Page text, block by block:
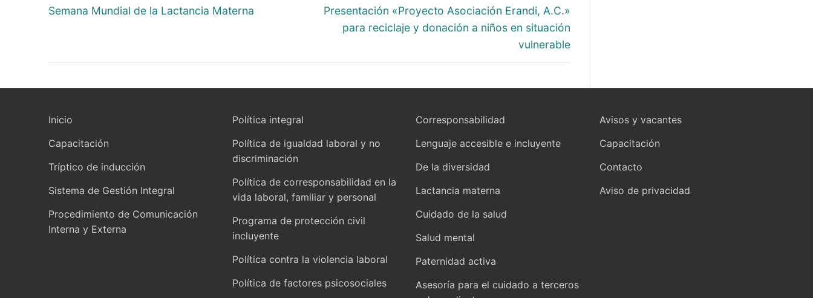
Semana Mundial de la Lactancia Materna
Presentación «Proyecto Asociación Erandi, A.C.»
para reciclaje y donación a niños en situación
vulnerable
Inicio
Capacitación
Tríptico de inducción
Sistema de Gestión Integral
Procedimiento de Comunicación
Interna y Externa
Política integral
Política de igualdad laboral y no
discriminación
Política de corresponsabilidad en la
vida laboral, familiar y personal
Programa de protección civil
incluyente
Política contra la violencia laboral
Política de factores psicosociales
Corresponsabilidad
Lenguaje accesible e incluyente
De la diversidad
Lactancia materna
Cuidado de la salud
Salud mental
Paternidad activa
Asesoría para el cuidado a terceros
Avisos y vacantes
Capacitación
Contacto
Aviso de privacidad